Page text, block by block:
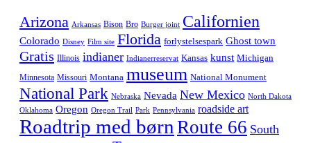
Arizona Arkansas Bison Bro Burger joint Californien
Colorado Disney Film site Florida forlystelsespark Ghost town
Gratis Illinois indianer Indianerreservat Kansas kunst Michigan
Minnesota Missouri Montana museum National Monument
National Park Nebraska Nevada New Mexico North Dakota
Oklahoma Oregon Oregon Trail Park Pennsylvania roadside art
Roadtrip med børnRoute 66 South